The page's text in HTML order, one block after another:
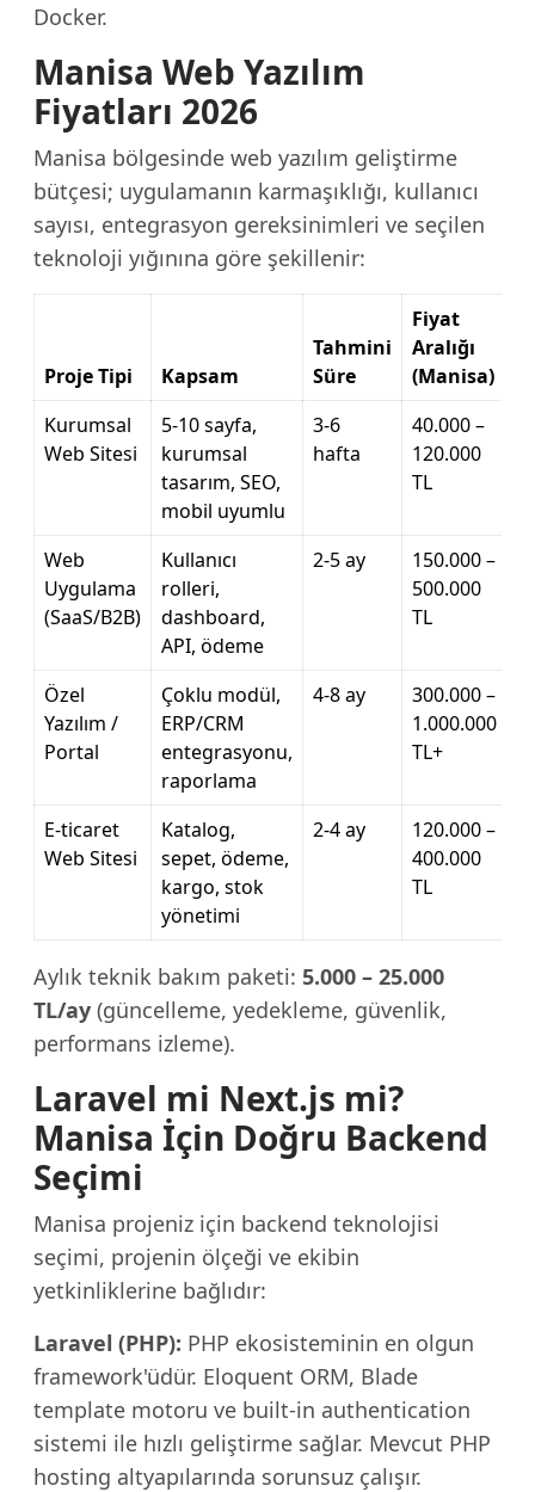
Docker.
Manisa Web Yazılım
Fiyatları 2026
Manisa bölgesinde web yazılım geliştirme
bütçesi; uygulamanın karmaşıklığı, kullanıcı
sayısı, entegrasyon gereksinimleri ve seçilen
teknoloji yığınına göre şekillenir:
Proje Tipi Kapsam
Tahmini
Süre
Fiyat
Aralığı
(Manisa)
Kurumsal
Web Sitesi
5-10 sayfa,
kurumsal
tasarım, SEO,
mobil uyumlu
3-6
hafta
40.000 –
120.000
TL
Web
Uygulama
(SaaS/B2B)
Kullanıcı
rolleri,
dashboard,
API, ödeme
2-5 ay
150.000 –
500.000
TL
Özel
Yazılım /
Portal
Çoklu modül,
ERP/CRM
entegrasyonu,
raporlama
4-8 ay
300.000 –
1.000.000
TL+
E-ticaret
Web Sitesi
Katalog,
sepet, ödeme,
kargo, stok
yönetimi
2-4 ay
120.000 –
400.000
TL
Aylık teknik bakım paketi: 5.000 – 25.000
TL/ay (güncelleme, yedekleme, güvenlik,
performans izleme).
Laravel mi Next.js mi?
Manisa İçin Doğru Backend
Seçimi
Manisa projeniz için backend teknolojisi
seçimi, projenin ölçeği ve ekibin
yetkinliklerine bağlıdır:
Laravel (PHP): PHP ekosisteminin en olgun
framework'üdür. Eloquent ORM, Blade
template motoru ve built-in authentication
sistemi ile hızlı geliştirme sağlar. Mevcut PHP
hosting altyapılarında sorunsuz çalışır.